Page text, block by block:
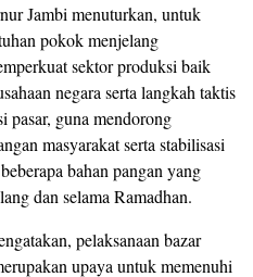
Jambi menuturkan, untuk
pokok menjelang
sektor produksi baik
negara serta langkah taktis
pasar, guna mendorong
masyarakat serta stabilisasi
bahan pangan yang
dan selama Ramadhan.
pelaksanaan bazar
upaya untuk memenuhi